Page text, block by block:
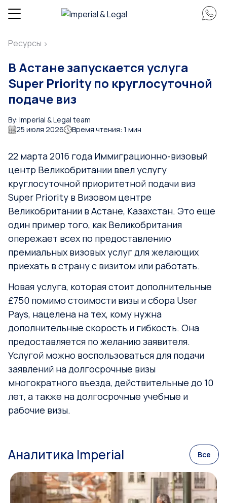
Ресурсы >
В Астане запускается услуга
Super Priority по круглосуточной
подаче виз
By: Imperial & Legal team
25 июля 2026
Время чтения: 1 мин
22 марта 2016 года Иммиграционно-визовый
центр Великобритании ввел услугу
круглосуточной приоритетной подачи виз
Super Priority в Визовом центре
Великобритании в Астане, Казахстан. Это еще
один пример того, как Великобритания
опережает всех по предоставлению
премиальных визовых услуг для желающих
приехать в страну с визитом или работать.
Новая услуга, которая стоит дополнительные
£750 помимо стоимости визы и сбора User
Pays, нацелена на тех, кому нужна
дополнительные скорость и гибкость. Она
предоставляется по желанию заявителя.
Услугой можно воспользоваться для подачи
заявлений на долгосрочные визы
многократного въезда, действительные до 10
лет, а также на долгосрочные учебные и
рабочие визы.
Аналитика Imperial Все